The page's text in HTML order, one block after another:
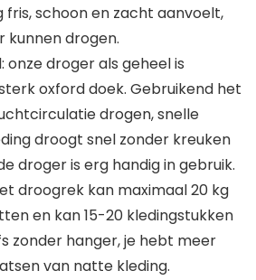
fris, schoon en zacht aanvoelt,
kunnen drogen.
onze droger als geheel is
oxford doek. Gebruikend het
drogen, snelle
droogt snel zonder kreuken
droger is erg handig in gebruik.
droogrek kan maximaal 20 kg
en kan 15-20 kledingstukken
zonder hanger, je hebt meer
van natte kleding.